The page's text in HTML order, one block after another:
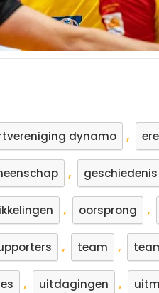
dynamo ,
, geschiedenis
, oorsprong ,
, team ,
, uitdagingen ,